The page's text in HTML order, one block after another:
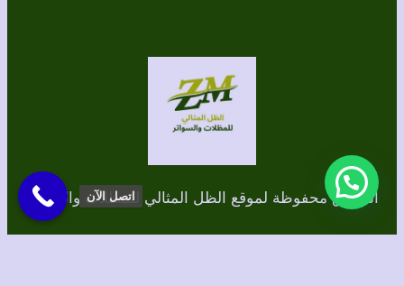
الحقوق محفوظة لموقع الظل المثالي للمظلات والسواتر
اتصل الآن